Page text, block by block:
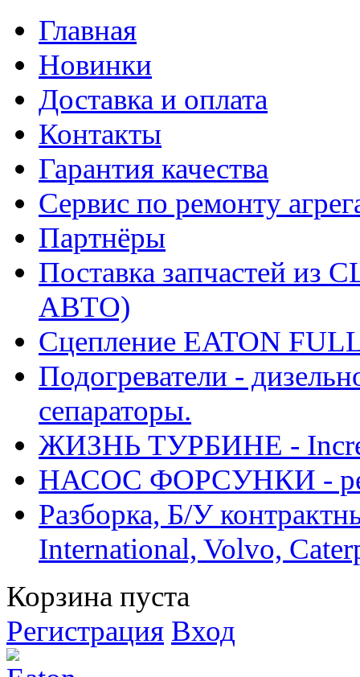
Главная
Новинки
Доставка и оплата
Контакты
Гарантия качества
Сервис по ремонту
Партнёры
Поставка запчастей
АВТО)
Сцепление EATON
Подогреватели -
сепараторы.
ЖИЗНЬ ТУРБИНЕ -
НАСОС ФОРСУНКИ -
Разборка, Б/У
International, Volvo,
Корзина пуста
Регистрация Вход